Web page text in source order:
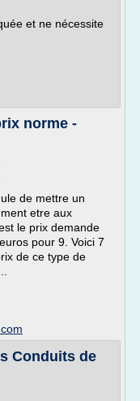
et ne nécessite
norme -
de mettre un
etre aux
le prix demande
pour 9. Voici 7
de ce type de
Conduits de